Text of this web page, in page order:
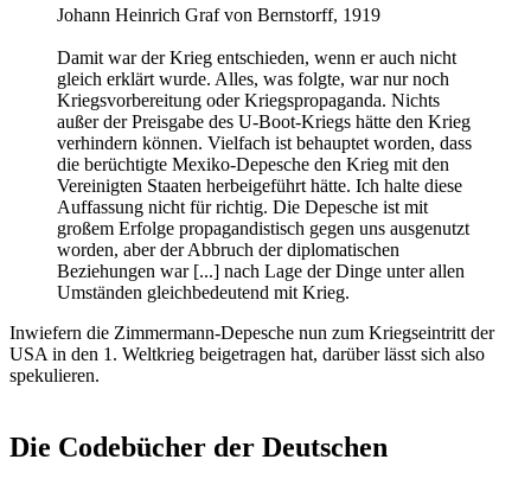
Johann Heinrich Graf von Bernstorff, 1919
Damit war der Krieg entschieden, wenn er auch nicht
gleich erklärt wurde. Alles, was folgte, war nur noch
Kriegsvorbereitung oder Kriegspropaganda. Nichts
außer der Preisgabe des U-Boot-Kriegs hätte den Krieg
verhindern können. Vielfach ist behauptet worden, dass
die berüchtigte Mexiko-Depesche den Krieg mit den
Vereinigten Staaten herbeigeführt hätte. Ich halte diese
Auffassung nicht für richtig. Die Depesche ist mit
großem Erfolge propagandistisch gegen uns ausgenutzt
worden, aber der Abbruch der diplomatischen
Beziehungen war [...] nach Lage der Dinge unter allen
Umständen gleichbedeutend mit Krieg.
Inwiefern die Zimmermann-Depesche nun zum Kriegseintritt der
USA in den 1. Weltkrieg beigetragen hat, darüber lässt sich also
spekulieren.
Die Codebücher der Deutschen